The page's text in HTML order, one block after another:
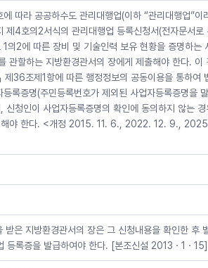
따라 공공하수도 관리대행업(이하 “관리대행업”이
제4호의2서식의 관리대행업 등록신청서(전자문서로
의2에 따른 장비 및 기술인력 보유 현황을 증명하는
관할하는 지방환경관서의 장에게 제출해야 한다. 이
제36조제1항에 따른 행정정보의 공동이용을 통하여
록증명(주민등록번호가 제외된 사업자등록증명을
신청인이 사업자등록증명의 확인에 동의하지 않는 경
해야 한다. <개정 2015. 11. 6., 2022. 12. 9.,
은 지방환경관서의 장은 그 신청내용을 확인한 후
등록증을 발급하여야 한다. [본조신설 2013ㆍ1ㆍ15]